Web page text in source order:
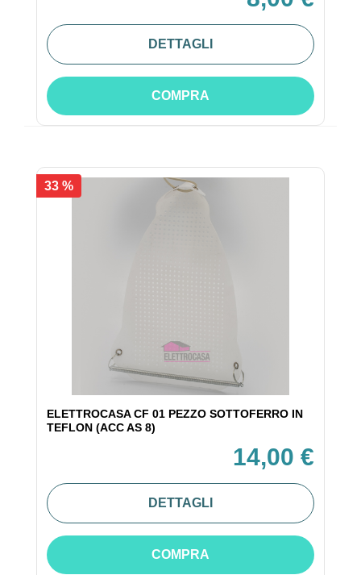
DETTAGLI
COMPRA
33 %
ELETTROCASA CF 01 PEZZO SOTTOFERRO IN
TEFLON (ACC AS 8)
14,00 €
DETTAGLI
COMPRA